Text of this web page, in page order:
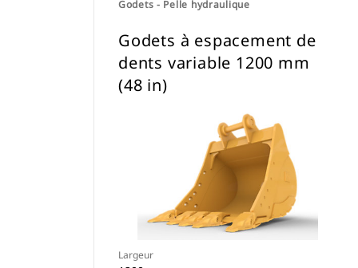
Godets - Pelle hydraulique
Godets à espacement de
dents variable 1200 mm
(48 in)
Largeur